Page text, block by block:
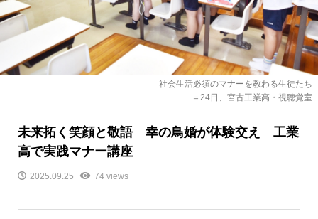
社会生活必須のマナーを教わる生徒たち
＝24日、宮古工業高・視聴覚室
未来拓く笑顔と敬語 幸の鳥婚が体験交え 工業
高で実践マナー講座
2025.09.25 74 views